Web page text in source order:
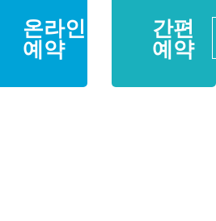
바로가기온라인
예약 바로가기간편
예약